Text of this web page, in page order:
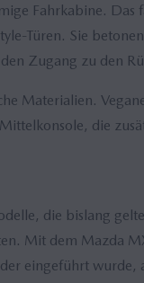
Fahrkabine. Das
Türen. Sie
Zugang zu den
Materialien.
die
die bislang
Mit dem Mazda
eingeführt wurde,